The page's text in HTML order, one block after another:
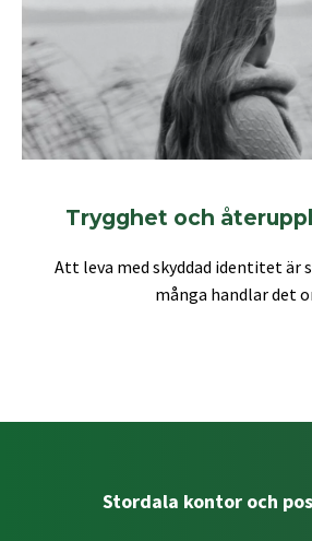
Trygghet och
Att leva med skyddad identitet är
många handlar det
Stordala kontor och